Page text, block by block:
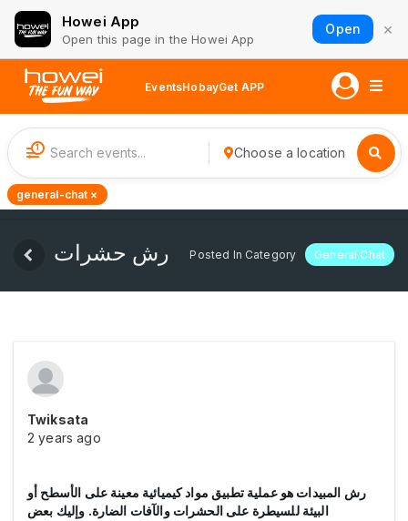
Howei App
Open this page in the Howei App
Open ×
EventsHobayGet APP
1 Choose a location
general-chat ×
رش حشرات Posted In Category General Chat
Twiksata
2 years ago
رش المبيدات هو عملية تطبيق مواد كيميائية معينة على الأسطح أو
البيئة للسيطرة على الحشرات والآفات الضارة. وإليك بعض